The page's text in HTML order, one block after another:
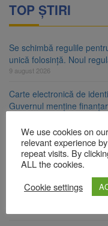
TOP ȘTIRI
Se schimbă regulile
unică folosință. Noul
9 august 2026
Carte electronică de
Guvernul menține
Zece troițe istorice din
Contractul de finanțare a
9 august 2026
La 97 de ani, a doborât
zburat din nou pe aripa
We use cookies on
relevant experience
repeat visits. By
ALL the cookies.
Cookie settings